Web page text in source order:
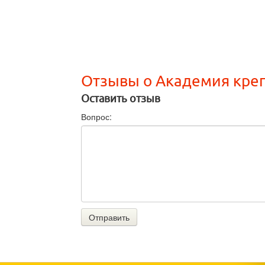
Отзывы о Академия
Оставить отзыв
Вопрос:
Отправить